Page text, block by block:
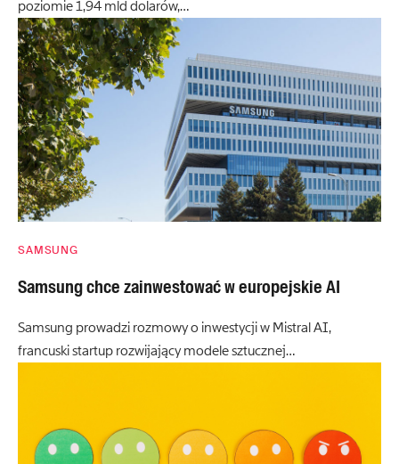
poziomie 1,94 mld dolarów,…
SAMSUNG
Samsung chce zainwestować w europejskie AI
Samsung prowadzi rozmowy o inwestycji w Mistral AI,
francuski startup rozwijający modele sztucznej…